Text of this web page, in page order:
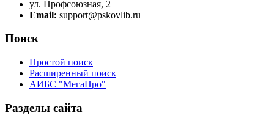
ул. Профсоюзная, 2
Email: support@pskovlib.ru
Поиск
Простой поиск
Расширенный поиск
АИБС "МегаПро"
Разделы сайта